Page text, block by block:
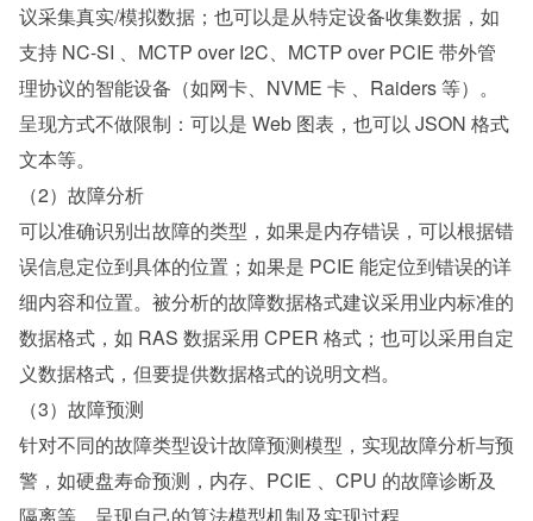
议采集真实/模拟数据；也可以是从特定设备收集数据，如
支持 NC-SI 、MCTP over I2C、MCTP over PCIE 带外管
理协议的智能设备（如网卡、NVME 卡 、Raiders 等）。
呈现方式不做限制：可以是 Web 图表，也可以 JSON 格式
文本等。
（2）故障分析
可以准确识别出故障的类型，如果是内存错误，可以根据错
误信息定位到具体的位置；如果是 PCIE 能定位到错误的详
细内容和位置。被分析的故障数据格式建议采用业内标准的
数据格式，如 RAS 数据采用 CPER 格式；也可以采用自定
义数据格式，但要提供数据格式的说明文档。
（3）故障预测
针对不同的故障类型设计故障预测模型，实现故障分析与预
警，如硬盘寿命预测，内存、PCIE 、CPU 的故障诊断及